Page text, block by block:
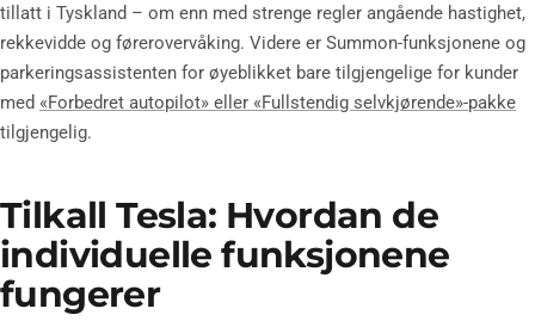
tillatt i Tyskland – om enn med strenge regler angående hastighet,
rekkevidde og førerovervåking. Videre er Summon-funksjonene og
parkeringsassistenten for øyeblikket bare tilgjengelige for kunder
med «Forbedret autopilot» eller «Fullstendig selvkjørende»-pakke
tilgjengelig.
Tilkall Tesla: Hvordan de
individuelle funksjonene
fungerer